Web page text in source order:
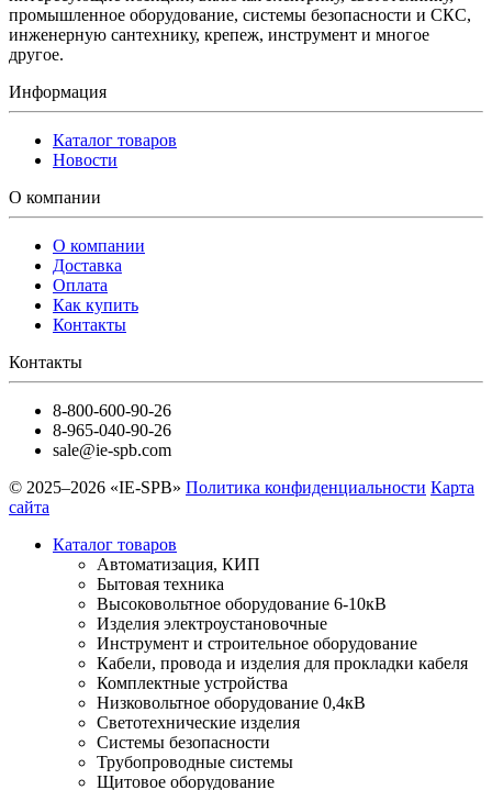
промышленное оборудование, системы безопасности и СКС,
инженерную сантехнику, крепеж, инструмент и многое
другое.
Информация
Каталог товаров
Новости
О компании
О компании
Доставка
Оплата
Как купить
Контакты
Контакты
8-800-600-90-26
8-965-040-90-26
sale@ie-spb.com
© 2025–2026 «IE-SPB» Политика конфиденциальности Карта
сайта
Каталог товаров
Автоматизация, КИП
Бытовая техника
Высоковольтное оборудование 6-10кВ
Изделия электроустановочные
Инструмент и строительное оборудование
Кабели, провода и изделия для прокладки кабеля
Комплектные устройства
Низковольтное оборудование 0,4кВ
Светотехнические изделия
Системы безопасности
Трубопроводные системы
Щитовое оборудование